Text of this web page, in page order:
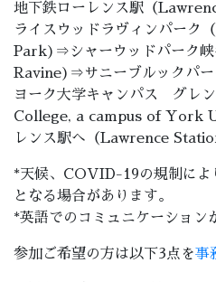
地下鉄ローレンス駅（
ライスウッドラヴィンパーク（
Park)⇒シャーウッドパーク
Ravine)⇒サニーブルックパ
ヨーク大学キャンパス グレ
College, a campus of York
レンス駅へ（Lawrence
*天候、COVID-19の規制によ
となる場合があります。
*英語でのコミュニケーション
参加ご希望の方は以下3点を事